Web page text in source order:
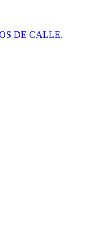
DE CALLE.